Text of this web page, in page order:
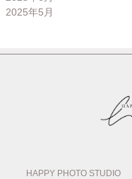
2025年5月
HAPPY PHOTO STUDIO